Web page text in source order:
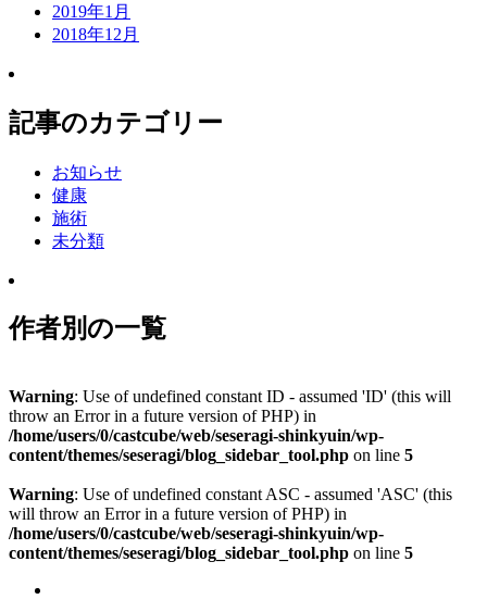
2019年1月
2018年12月
記事のカテゴリー
お知らせ
健康
施術
未分類
作者別の一覧
Warning: Use of undefined constant ID - assumed 'ID' (this will
throw an Error in a future version of PHP) in
/home/users/0/castcube/web/seseragi-shinkyuin/wp-
content/themes/seseragi/blog_sidebar_tool.php on line 5
Warning: Use of undefined constant ASC - assumed 'ASC' (this
will throw an Error in a future version of PHP) in
/home/users/0/castcube/web/seseragi-shinkyuin/wp-
content/themes/seseragi/blog_sidebar_tool.php on line 5